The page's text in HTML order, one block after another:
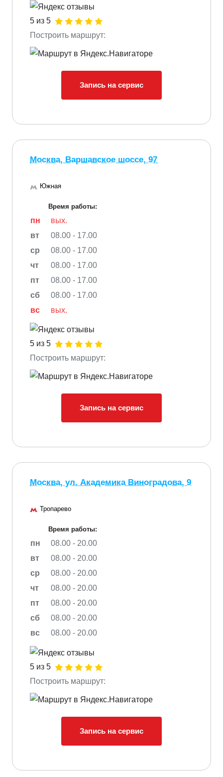
5 из 5
Построить маршрут:
Запись на сервис
Москва, Варшавское шоссе, 97
Южная
Время работы:
пн
вых.
вт
08.00 - 17.00
ср
08.00 - 17.00
чт
08.00 - 17.00
пт
08.00 - 17.00
сб
08.00 - 17.00
вс
вых.
5 из 5
Построить маршрут:
Запись на сервис
Москва, ул. Академика Виноградова, 9
Тропарево
Время работы:
пн
08.00 - 20.00
вт
08.00 - 20.00
ср
08.00 - 20.00
чт
08.00 - 20.00
пт
08.00 - 20.00
сб
08.00 - 20.00
вс
08.00 - 20.00
5 из 5
Построить маршрут:
Запись на сервис